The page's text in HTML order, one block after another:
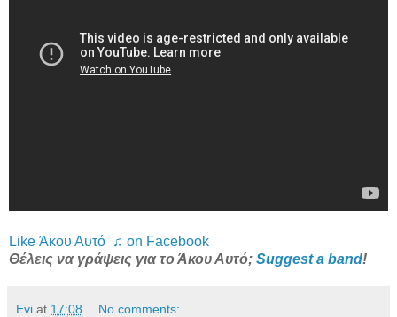
Like Άκου Αυτό ♫ on Facebook
Θέλεις να γράψεις για το Άκου Αυτό; Suggest a band!
Evi at 17:08 No comments: